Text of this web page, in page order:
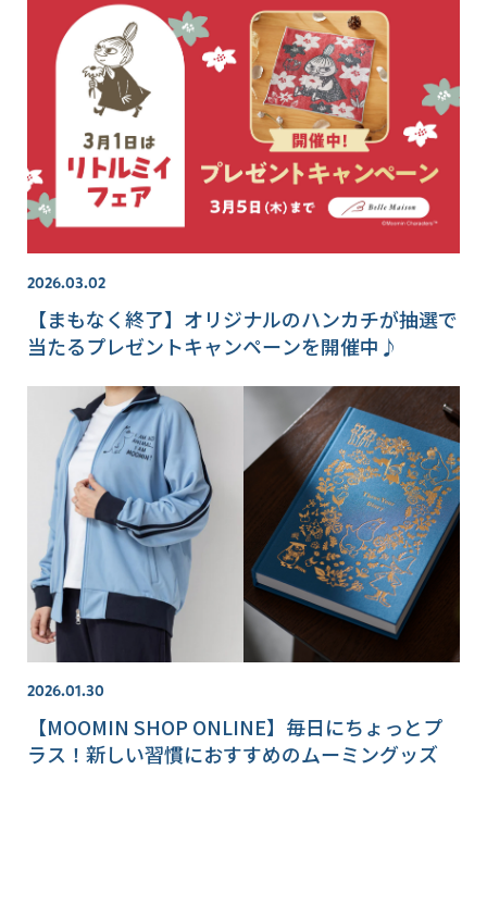
2026.03.02
【まもなく終了】オリジナルのハンカチが抽選で
当たるプレゼントキャンペーンを開催中♪
2026.01.30
【MOOMIN SHOP ONLINE】毎日にちょっとプ
ラス！新しい習慣におすすめのムーミングッズ